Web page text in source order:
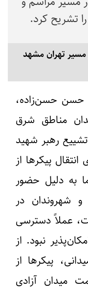
تشریح کرد.
مسیر تهران مشهد
حسن حسن‌زاده،
مناطق شرق
رهبر شهید
انتقال پیکرها از
به دلیل حضور
و شهروندان در
عملاً دسترسی
نبود. از
پیکرها از
میدان آزادی